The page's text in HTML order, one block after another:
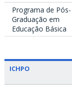
Programa de Pós-
Graduação em
Educação Básica
ICHPO